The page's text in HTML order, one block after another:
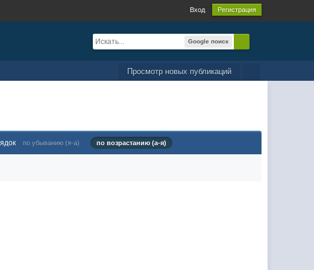
Вход Регистрация
Google поиск
Просмотр новых публикаций
по убыванию (я-а) по возрастанию (а-я)